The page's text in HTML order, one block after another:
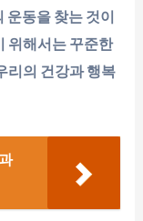
운동을 찾는 것이
위해서는 꾸준한
리의 건강과 행복